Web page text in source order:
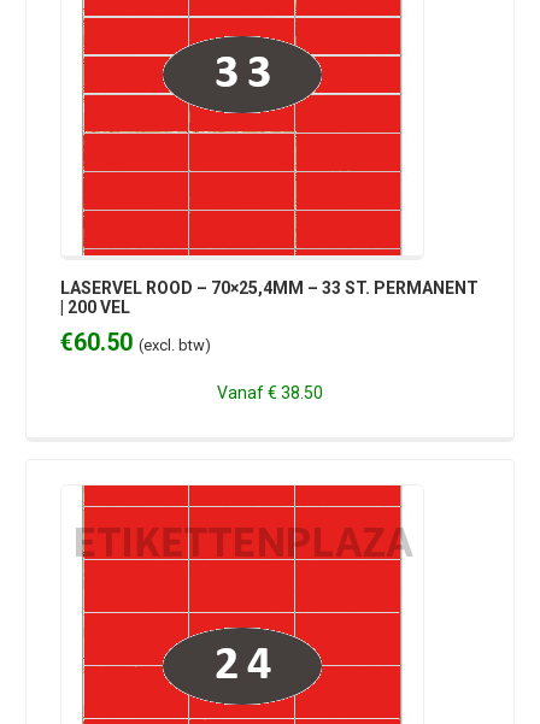
LASERVEL ROOD – 70×25,4MM – 33 ST. PERMANENT
| 200 VEL
€60.50 (excl. btw)
Vanaf€ 38.50